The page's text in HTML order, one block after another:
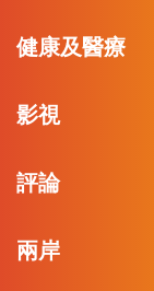
健康及醫療
影視
評論
兩岸